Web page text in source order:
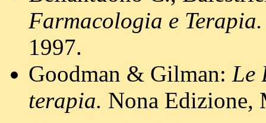
Farmacologia e Terapia.
1997.
Goodman & Gilman: Le
terapia. Nona Edizione,